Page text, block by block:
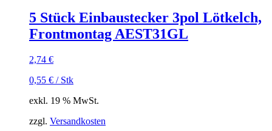
5 Stück Einbaustecker 3pol Lötkelch,
Frontmontag AEST31GL
2,74 €
0,55 € / Stk
exkl. 19 % MwSt.
zzgl. Versandkosten